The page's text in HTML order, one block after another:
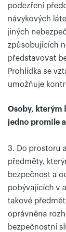
podezření
návykových
jiných
způsobujících
představovat
Prohlídka se
umožňuje
Osoby, kterým
jedno promile
3. Do prostoru
předměty,
bezpečnost a
pobývajících v
takové
oprávněna
bezpečnostní